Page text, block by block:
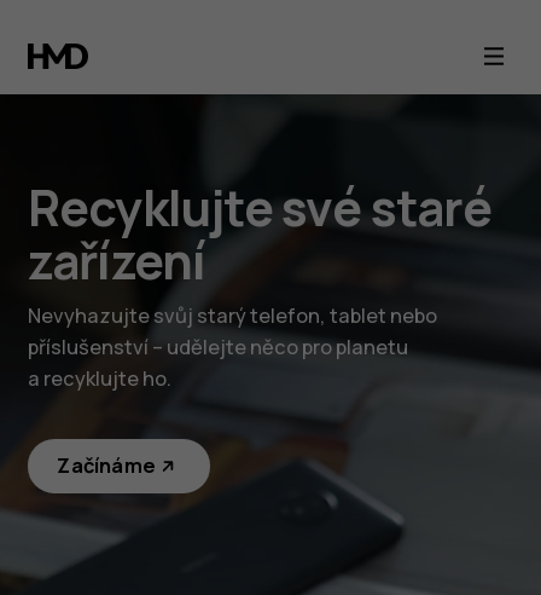
Recyklujte
své
staré
zařízení
Recyklujte své staré
zařízení
Nevyhazujte svůj starý telefon, tablet nebo
příslušenství – udělejte něco pro planetu
a recyklujte ho.
Začínáme